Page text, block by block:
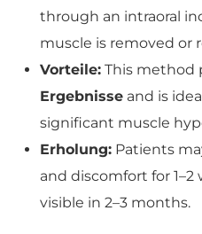
through an intraoral
muscle is removed or
Vorteile: This method
Ergebnisse and is
significant muscle
Erholung: Patients
and discomfort for
visible in 2–3 months.